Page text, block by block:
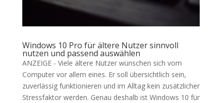
Windows 10 Pro für ältere Nutzer sinnvoll
nutzen und passend auswählen
ANZEIGE - Viele ältere Nutzer wünschen sich vom
Computer vor allem eines. Er soll übersichtlich sein,
zuverlässig funktionieren und im Alltag kein zusätzlicher
Stressfaktor werden. Genau deshalb ist Windows 10 für